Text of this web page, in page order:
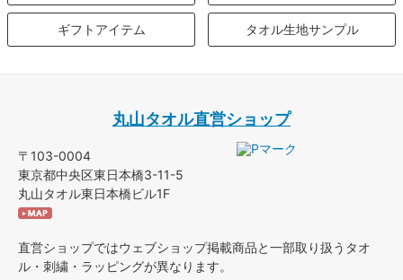
ギフトアイテム タオル生地サンプル
丸山タオル直営ショップ
〒103-0004
東京都中央区東日本橋3-11-5
丸山タオル東日本橋ビル1F
直営ショップではウェブショップ掲載商品と一部取り扱うタオ
ル・刺繍・ラッピングが異なります。